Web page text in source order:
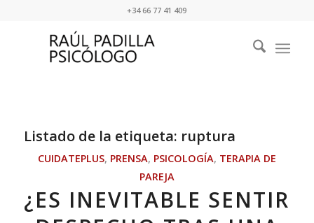
+34 66 77 41 409
Listado de la etiqueta: ruptura
CUIDATEPLUS, PRENSA, PSICOLOGÍA, TERAPIA DE
PAREJA
¿ES INEVITABLE SENTIR